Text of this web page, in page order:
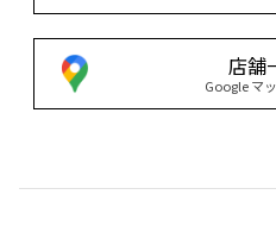
店舗
Google マ